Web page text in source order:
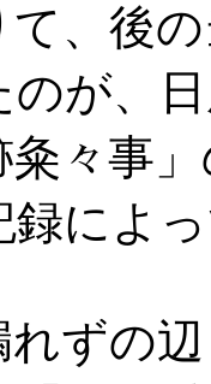
、後
のが、
々事
録によ
ずの